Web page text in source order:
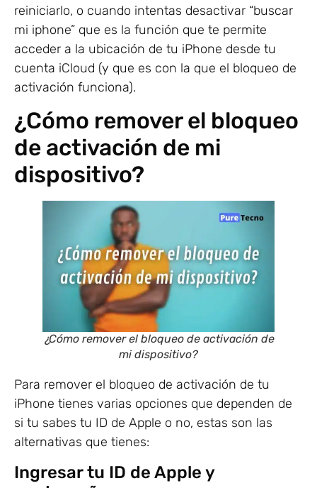
reiniciarlo, o cuando intentas desactivar “buscar
mi iphone” que es la función que te permite
acceder a la ubicación de tu iPhone desde tu
cuenta iCloud (y que es con la que el bloqueo de
activación funciona).
¿Cómo remover el bloqueo
de activación de mi
dispositivo?
¿Cómo remover el bloqueo de activación de
mi dispositivo?
Para remover el bloqueo de activación de tu
iPhone tienes varias opciones que dependen de
si tu sabes tu ID de Apple o no, estas son las
alternativas que tienes:
Ingresar tu ID de Apple y